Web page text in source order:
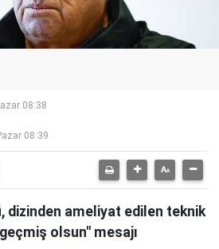
08:38
08:39
dizinden ameliyat edilen teknik
olsun" mesajı